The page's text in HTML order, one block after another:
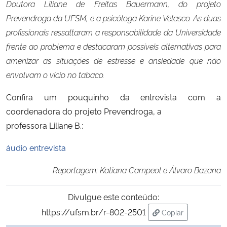
Doutora Liliane de Freitas Bauermann, do projeto
Prevendroga da UFSM, e a psicóloga Karine Velasco. As duas
profissionais ressaltaram aresponsabilidade da Universidade
frente ao problema e destacaram possíveisalternativas para
amenizar as situações de estresse e ansiedade que não
envolvam o vício no tabaco.
Confira um pouquinho da entrevista com a
coordenadora do projeto Prevendroga, a
professora Liliane B.:
áudio entrevista
Reportagem: Katiana Campeol e Álvaro Bazana
Divulgue este conteúdo:
https://ufsm.br/r-802-2501
Copiar
para área de